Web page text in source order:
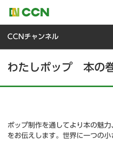
CCNチャンネル
わたしポップ 本の
ポップ制作を通してより本の魅
をお伝えします。世界に一つの